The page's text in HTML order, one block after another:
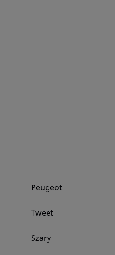
Peugeot
Tweet
Szary